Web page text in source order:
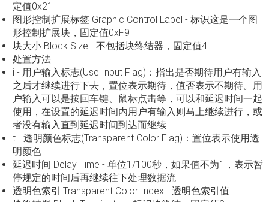
定值0x21
图形控制扩展标签 Graphic Control Label - 标识这是一个图
形控制扩展块，固定值0xF9
块大小 Block Size - 不包括块终结器，固定值4
处置方法
i - 用户输入标志(Use Input Flag)：指出是否期待用户有输入
之后才继续进行下去，置位表示期待，值否表示不期待。用
户输入可以是按回车键、鼠标点击等，可以和延迟时间一起
使用，在设置的延迟时间内用户有输入则马上继续进行，或
者没有输入直到延迟时间到达而继续
t - 透明颜色标志(Transparent Color Flag)：置位表示使用透
明颜色
延迟时间 Delay Time - 单位1/100秒，如果值不为1，表示暂
停规定的时间后再继续往下处理数据流
透明色索引 Transparent Color Index - 透明色索引值